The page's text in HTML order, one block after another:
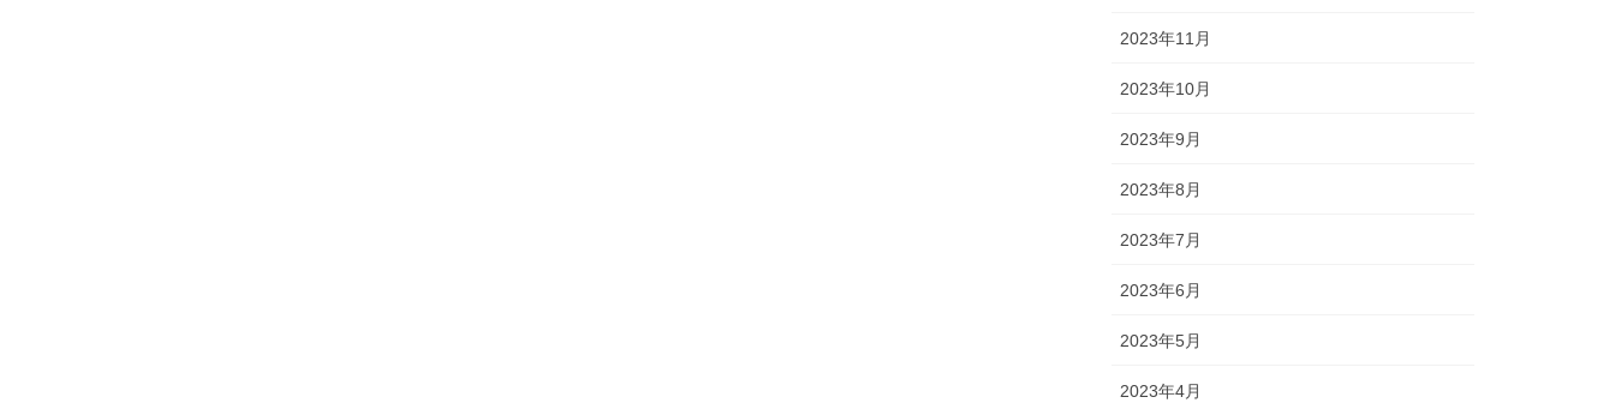
2023年11月
2023年10月
2023年9月
2023年8月
2023年7月
2023年6月
2023年5月
2023年4月